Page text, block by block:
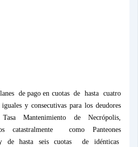
de pago en cuotas de hasta cuatro
iguales y consecutivas para los deudores
Mantenimiento de Necrópolis,
catastralmente
como Panteones
de hasta seis cuotas
de idénticas